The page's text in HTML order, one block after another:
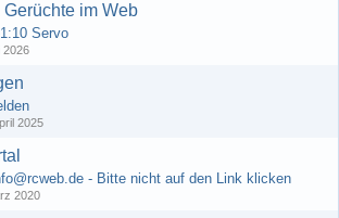
im Web
Servo
2026
2025
- Bitte nicht auf den Link klicken
2020